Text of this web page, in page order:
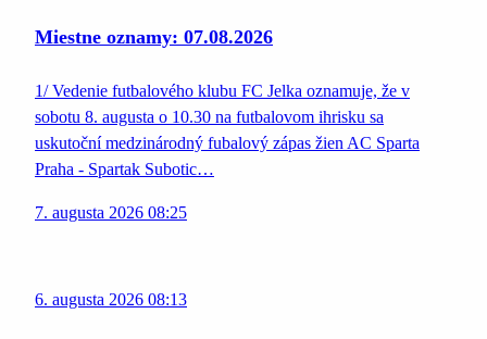
Miestne oznamy: 07.08.2026
1/ Vedenie futbalového klubu FC Jelka oznamuje, že v
sobotu 8. augusta o 10.30 na futbalovom ihrisku sa
uskutoční medzinárodný fubalový zápas žien AC Sparta
Praha - Spartak Subotic…
7. augusta 2026 08:25
6. augusta 2026 08:13